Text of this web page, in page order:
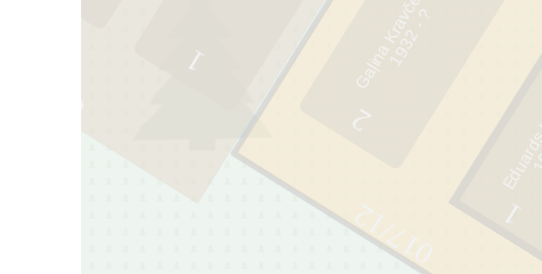
017/12 1
2
1 Gaļina Kravčenko
1
9
3
2
-
?